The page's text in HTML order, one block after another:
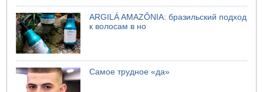
ARGILÁ AMAZÔNIA: бразильский подход
к волосам в но
Самое трудное «да»